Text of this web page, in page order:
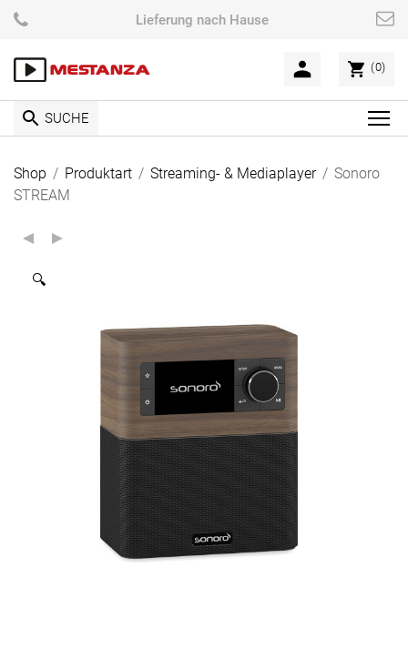
Skip
content
Lieferung nach Hause
(0)
SUCHE
C
Shop / Produktart / Streaming- & Mediaplayer / Sonoro
STREAM
🔍